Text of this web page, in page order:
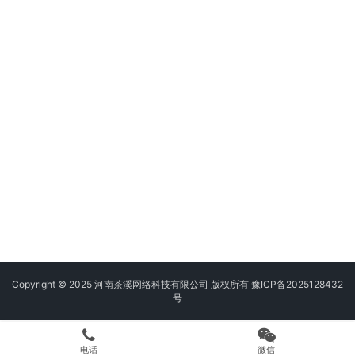
Copyright © 2025 河南茶溪网络科技有限公司 版权所有 豫ICP备2025128432
号
电话 微信